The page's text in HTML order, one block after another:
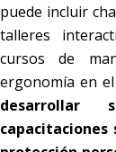
puede incluir
talleres
cursos de
ergonomía en
desarrollar
capacitaciones